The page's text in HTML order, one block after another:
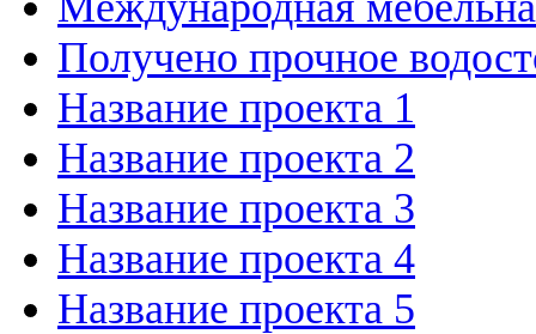
Получено прочное
Название проекта 1
Название проекта 2
Название проекта 3
Название проекта 4
Название проекта 5